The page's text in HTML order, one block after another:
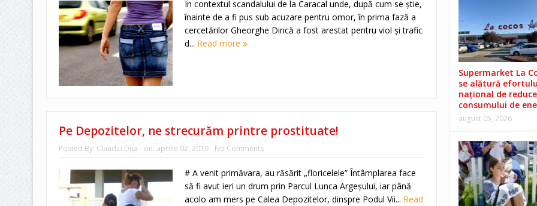
În contextul scandalului de la Caracal unde, după cum se ştie,
înainte de a fi pus sub acuzare pentru omor, în prima fază a
cercetărilor Gheorghe Dincă a fost arestat pentru viol şi trafic
d... Read more
Pe Depozitelor, ne strecurăm printre prostituate!
Posted By: Claudiu Diţa on: aprilie 02, 2019 No Comments
# A venit primăvara, au răsărit „floricelele” Întâmplarea face
să fi avut ieri un drum prin Parcul Lunca Argeşului, iar până
acolo am mers pe Calea Depozitelor, dinspre Podul Vii... Read
Supermarket La
se alătură
național de
consumului de
august 05, 2026